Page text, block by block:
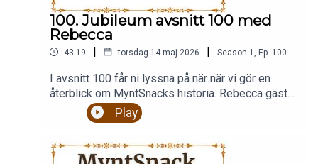
100. Jubileum avsnitt 100 med
Rebecca
43:19 | torsdag 14 maj 2026 | Season 1 Ep. 100
I avsnitt 100 får ni lyssna på när när vi gör en
återblick om MyntSnacks historia. Rebecca gästar
även detta avsnitt. Där hon framför sin erfarenhet
av myntsamlandet och mässor. Göran presenterar
som vanligt på Instagram och Facebook. Följ oss
Play